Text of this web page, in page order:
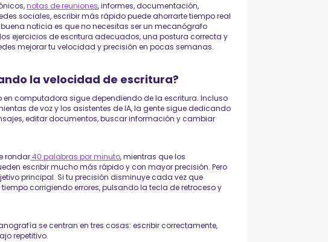
notas de reuniones, informes, documentación,
sociales, escribir más rápido puede ahorrarte tiempo real
noticia es que no necesitas ser un mecanógrafo
ejercicios de escritura adecuados, una postura correcta y
mejorar tu velocidad y precisión en pocas semanas.
la velocidad de escritura?
computadora sigue dependiendo de la escritura. Incluso
de voz y los asistentes de IA, la gente sigue dedicando
editar documentos, buscar información y cambiar
rondar40 palabras por minuto, mientras que los
escribir mucho más rápido y con mayor precisión. Pero
principal. Si tu precisión disminuye cada vez que
corrigiendo errores, pulsando la tecla de retroceso y
se centran en tres cosas: escribir correctamente,
repetitivo.